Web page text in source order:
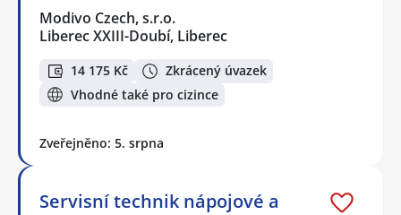
Modivo Czech, s.r.o.
Liberec XXIII-Doubí, Liberec
14 175 Kč
Zkrácený úvazek
Vhodné také pro cizince
Zveřejněno: 5. srpna
Servisní technik nápojové a